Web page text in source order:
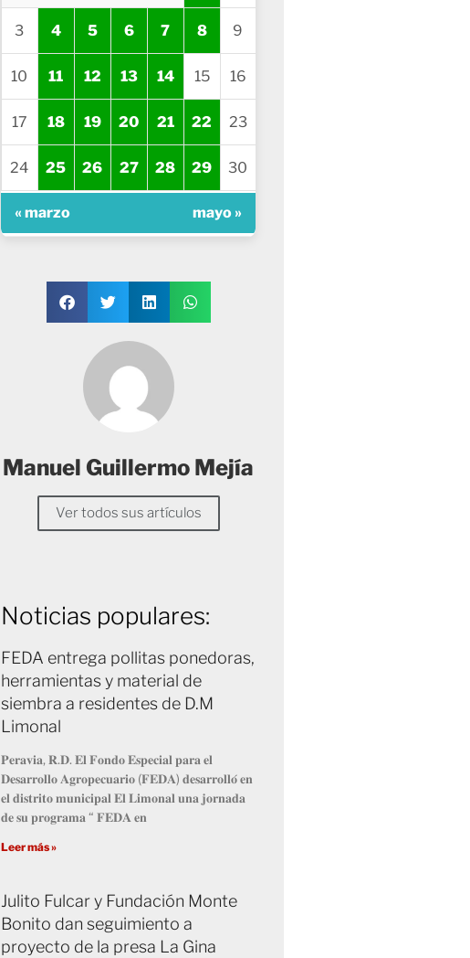
3 4 5 6 7 8 9
10 11 12 13 14 15 16
17 18 19 20 21 22 23
24 25 26 27 28 29 30
« marzo mayo »
Manuel Guillermo Mejía
Ver todos sus artículos
Noticias populares:
FEDA entrega pollitas ponedoras,
herramientas y material de
siembra a residentes de D.M
Limonal
𝐏𝐞𝐫𝐚𝐯𝐢𝐚, 𝐑.𝐃. 𝐄𝐥 𝐅𝐨𝐧𝐝𝐨 𝐄𝐬𝐩𝐞𝐜𝐢𝐚𝐥 𝐩𝐚𝐫𝐚 𝐞𝐥
𝐃𝐞𝐬𝐚𝐫𝐫𝐨𝐥𝐥𝐨 𝐀𝐠𝐫𝐨𝐩𝐞𝐜𝐮𝐚𝐫𝐢𝐨 (𝐅𝐄𝐃𝐀) 𝐝𝐞𝐬𝐚𝐫𝐫𝐨𝐥𝐥𝐨́ 𝐞𝐧
𝐞𝐥 𝐝𝐢𝐬𝐭𝐫𝐢𝐭𝐨 𝐦𝐮𝐧𝐢𝐜𝐢𝐩𝐚𝐥 𝐄𝐥 𝐋𝐢𝐦𝐨𝐧𝐚𝐥 𝐮𝐧𝐚 𝐣𝐨𝐫𝐧𝐚𝐝𝐚
𝐝𝐞 𝐬𝐮 𝐩𝐫𝐨𝐠𝐫𝐚𝐦𝐚 “ 𝐅𝐄𝐃𝐀 𝐞𝐧
Leer más »
Julito Fulcar y Fundación Monte
Bonito dan seguimiento a
proyecto de la presa La Gina